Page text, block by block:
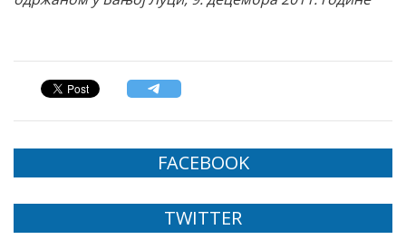
FACEBOOK
TWITTER